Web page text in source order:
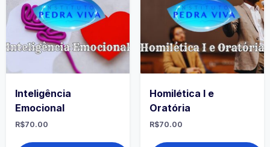
Inteligência
Emocional
R$70.00
Homilética I e
Oratória
R$70.00